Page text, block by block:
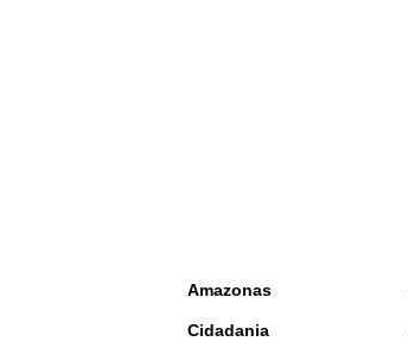
Amazonas
Cidadania